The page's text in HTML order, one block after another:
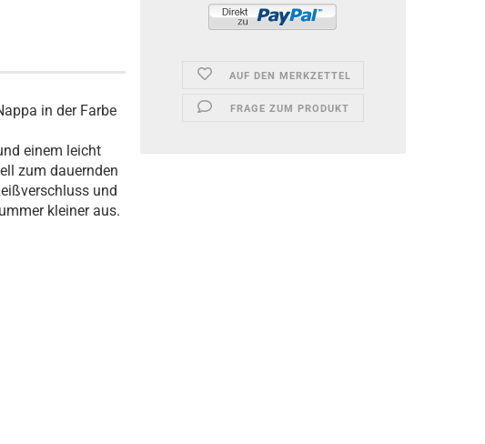
AUF DEN MERKZETTEL
FRAGE ZUM PRODUKT
in der Farbe
einem leicht
zum dauernden
und
kleiner aus.